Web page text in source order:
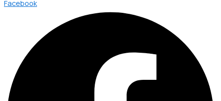
Facebook